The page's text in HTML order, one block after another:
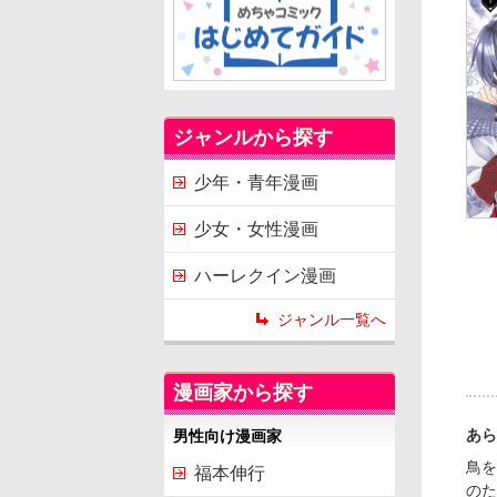
あ
鳥
の
ジャンルから探す
少年・青年漫画
少女・女性漫画
ハーレクイン漫画
ジャンル一覧へ
漫画家から探す
男性向け漫画家
福本伸行